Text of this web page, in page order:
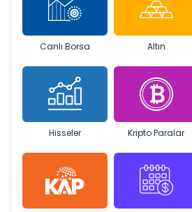
Canlı Borsa Altın
Hisseler Kripto Paralar